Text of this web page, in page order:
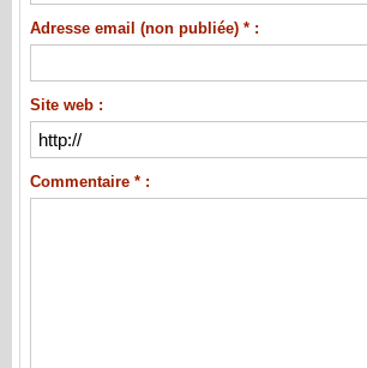
Adresse email (non publiée) * :
Site web :
Commentaire * :